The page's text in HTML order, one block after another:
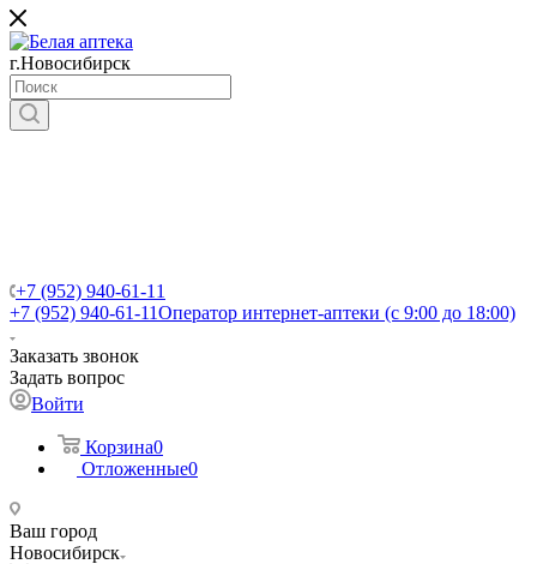
г.Новосибирск
+7 (952) 940-61-11
+7 (952) 940-61-11Оператор интернет-аптеки (с 9:00 до 18:00)
Заказать звонок
Задать вопрос
Войти
Корзина0
Отложенные0
Ваш город
Новосибирск